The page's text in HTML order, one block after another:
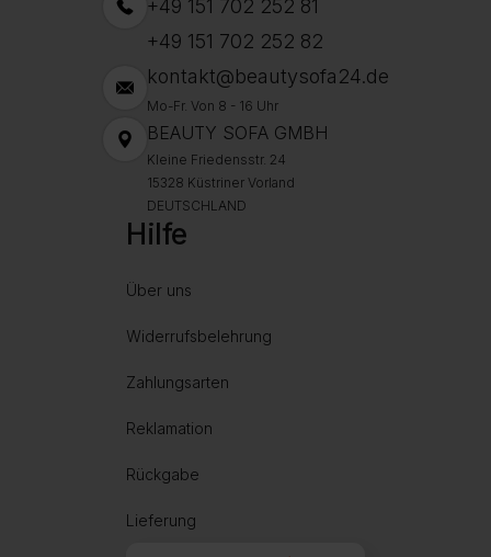
+49 151 702 252 81
+49 151 702 252 82
kontakt@beautysofa24.de
Mo-Fr. Von 8 - 16 Uhr
BEAUTY SOFA GMBH
Kleine Friedensstr. 24
15328 Küstriner Vorland
DEUTSCHLAND
Hilfe
Über uns
Widerrufsbelehrung
Zahlungsarten
Reklamation
Rückgabe
Lieferung